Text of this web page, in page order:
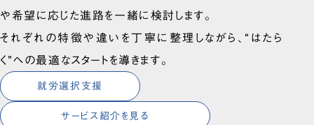
や希望に応じた進路を一緒に検討します。
それぞれの特徴や違いを丁寧に整理しながら、“はたら
く”への最適なスタートを導きます。
就労選択支援
サービス紹介を見る